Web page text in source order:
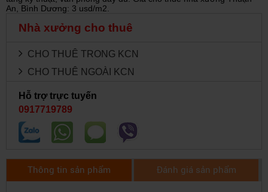
An, Bình Dương: 3 usd/m2.
Nhà xưởng cho thuê
CHO THUÊ TRONG KCN
CHO THUÊ NGOÀI KCN
Hỗ trợ trực tuyến
0917719789
Thông tin sản phẩm Đánh giá sản phẩm